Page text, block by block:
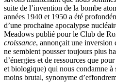
suite de l’invention de la bombe
années 1940 et 1950 a été
d’une prochaine apocalypse
Meadows publié pour le Club de
croissance, annonçait une inversion
ne semblent pousser toujours plus
d’énergies et de ressources que
et biologique) qui nous condamne à
moins brutal, synonyme